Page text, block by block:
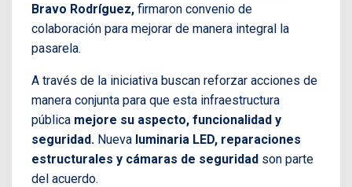
Bravo Rodríguez, firmaron convenio de
colaboración para mejorar de manera integral la
pasarela.
A través de la iniciativa buscan reforzar acciones de
manera conjunta para que esta infraestructura
pública mejore su aspecto, funcionalidad y
seguridad. Nueva luminaria LED, reparaciones
estructurales y cámaras de seguridad son parte
del acuerdo.